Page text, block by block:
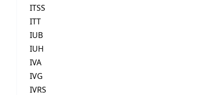
ITSS
ITT
IUB
IUH
IVA
IVG
IVRS